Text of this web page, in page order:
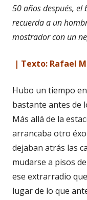
50 años después, el
recuerda a un
mostrador con un
| Texto: Rafael
Hubo un tiempo
bastante antes de
Más allá de la
arrancaba otro
dejaban atrás las
mudarse a pisos
ese extrarradio
lugar de lo que